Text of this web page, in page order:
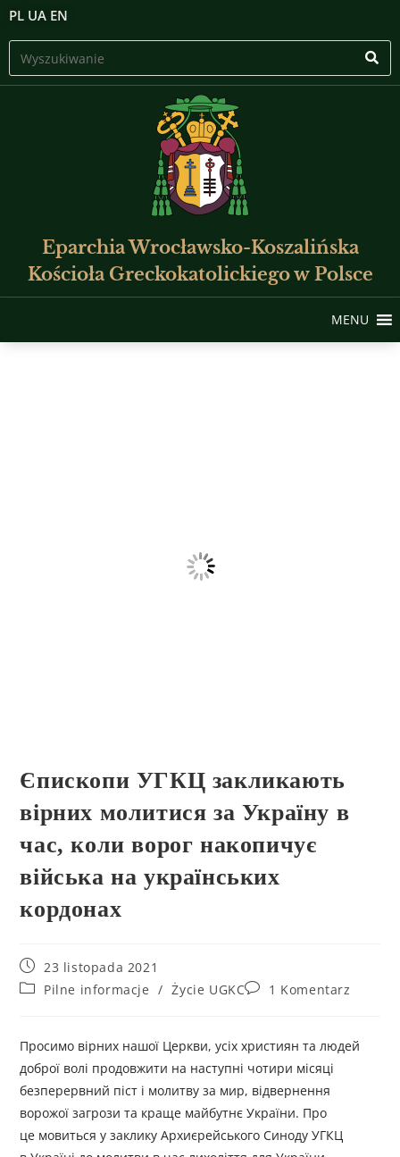
PL UA EN
Eparchia Wrocławsko-Koszalińska
Kościoła Greckokatolickiego w Polsce
MENU
Єпископи УГКЦ закликають
вірних молитися за Україну в
час, коли ворог накопичує
війська на українських
кордонах
23 listopada 2021
Pilne informacje / Życie UGKC 1 Komentarz
Просимо вірних нашої Церкви, усіх християн та людей
доброї волі продовжити на наступні чотири місяці
безперервний піст і молитву за мир, відвернення
ворожої загрози та краще майбутнє України. Про
це мовиться у заклику Архиєрейського Синоду УГКЦ